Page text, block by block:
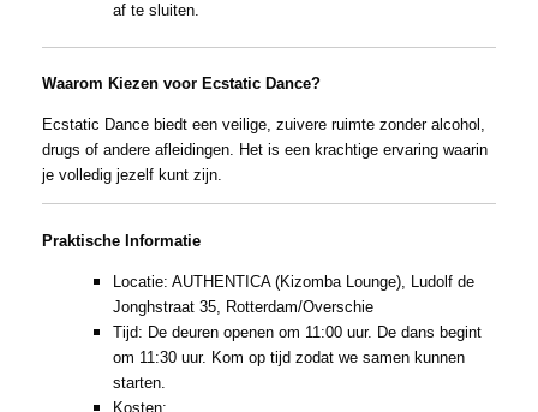
af te sluiten.
Waarom Kiezen voor Ecstatic Dance?
Ecstatic Dance biedt een veilige, zuivere ruimte zonder alcohol,
drugs of andere afleidingen. Het is een krachtige ervaring waarin
je volledig jezelf kunt zijn.
Praktische Informatie
Locatie: AUTHENTICA (Kizomba Lounge), Ludolf de
Jonghstraat 35, Rotterdam/Overschie
Tijd: De deuren openen om 11:00 uur. De dans begint
om 11:30 uur. Kom op tijd zodat we samen kunnen
starten.
Kosten: